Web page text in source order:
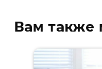
Вам также